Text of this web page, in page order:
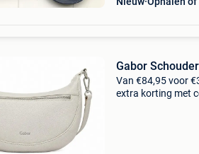
Gabor
Van €84,95 voor
extra korting met